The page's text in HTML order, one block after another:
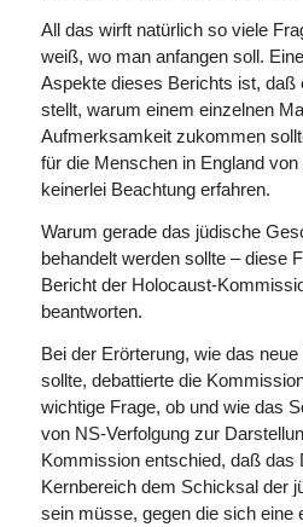
All das wirft natürlich so viele
weiß, wo man anfangen soll.
Aspekte dieses Berichts ist, daß
stellt, warum einem einzelnen
Aufmerksamkeit zukommen
für die Menschen in England
keinerlei Beachtung erfahren.
Warum gerade das jüdische
behandelt werden sollte – diese
Bericht der Holocaust-
beantworten.
Bei der Erörterung, wie das
sollte, debattierte die
wichtige Frage, ob und wie das
von NS-Verfolgung zur
Kommission entschied, daß das
Kernbereich dem Schicksal der
sein müsse, gegen die sich eine